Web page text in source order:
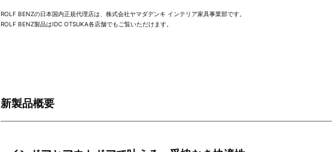
ROLF BENZの日本国内正規代理店は、株式会社ヤマダデンキ インテリア家具事業部です。
ROLF BENZ製品はIDC OTSUKA各店舗でもご覧いただけます。
新製品概要